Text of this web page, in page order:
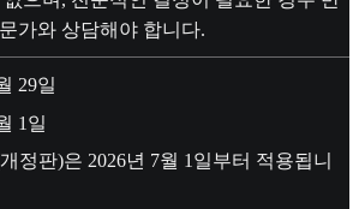
가와 상담해야 합니다.
29일
1일
정판)은 2026년 7월 1일부터 적용됩니